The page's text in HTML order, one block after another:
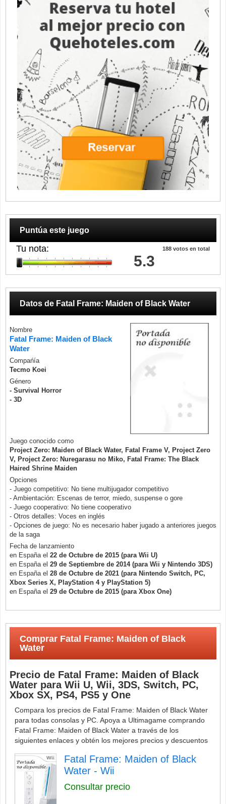
Puntúa este juego
188 votos en total
Tu nota:
5.3
Datos de Fatal Frame: Maiden of Black Water
Nombre
Fatal Frame: Maiden of Black
Water
Compańía
Tecmo Koei
Género
- Survival Horror
- 3D
Juego conocido como
Project Zero: Maiden of Black Water, Fatal Frame V, Project Zero
V, Project Zero: Nuregarasu no Miko, Fatal Frame: The Black
Haired Shrine Maiden
Opciones
- Juego competitivo: No tiene multijugador competitivo
- Ambientación: Escenas de terror, miedo, suspense o gore
- Juego cooperativo: No tiene cooperativo
- Otros detalles: Voces en inglés
- Opciones de juego: No es necesario haber jugado a anteriores juegos
de la saga
Fecha de lanzamiento
en España el 22 de Octubre de 2015 (para Wii U)
en España el 29 de Septiembre de 2014 (para Wii y Nintendo 3DS)
en España el 28 de Octubre de 2021 (para Nintendo Switch, PC,
Xbox Series X, PlayStation 4y PlayStation 5)
en España el 29 de Octubre de 2015 (para Xbox One)
Comprar Fatal Frame: Maiden of Black
Water
Precio de Fatal Frame: Maiden of Black
Water para Wii U, Wii, 3DS, Switch, PC,
Xbox SX, PS4, PS5 y One
Compara los precios de Fatal Frame: Maiden of Black Water
para todas consolas y PC. Apoya a Ultimagame comprando
Fatal Frame: Maiden of Black Water a través de los
siguientes enlaces y obtén los mejores precios y descuentos
Fatal Frame: Maiden of Black
Water - Wii
Consultar precio